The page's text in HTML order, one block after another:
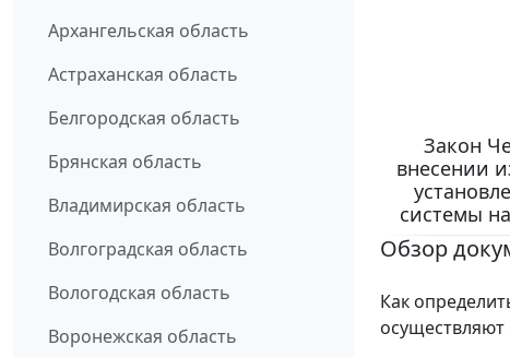
Архангельская область
Астраханская область
Белгородская область
Брянская область
Владимирская область
Волгоградская область
Вологодская область
Воронежская область
Закон
внесении
системы
Обзор
Как
осуществляют